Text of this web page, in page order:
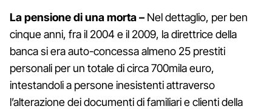
La pensione di una morta – Nel dettaglio, per ben
cinque anni, fra il 2004 e il 2009, la direttrice della
banca si era auto-concessa almeno 25 prestiti
personali per un totale di circa 700mila euro,
intestandoli a persone inesistenti attraverso
l’alterazione dei documenti di familiari e clienti della